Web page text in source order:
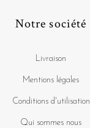
Notre société
Livraison
Mentions légales
Conditions d'utilisation
Qui sommes nous